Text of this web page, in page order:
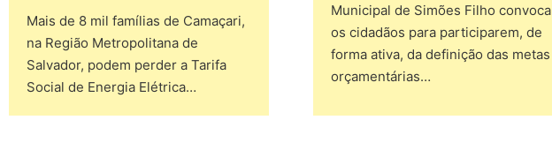
Mais de 8 mil famílias de Camaçari,
na Região Metropolitana de
Salvador, podem perder a Tarifa
Social de Energia Elétrica…
Municipal de Simões Filho convoca
os cidadãos para participarem, de
forma ativa, da definição das metas
orçamentárias…